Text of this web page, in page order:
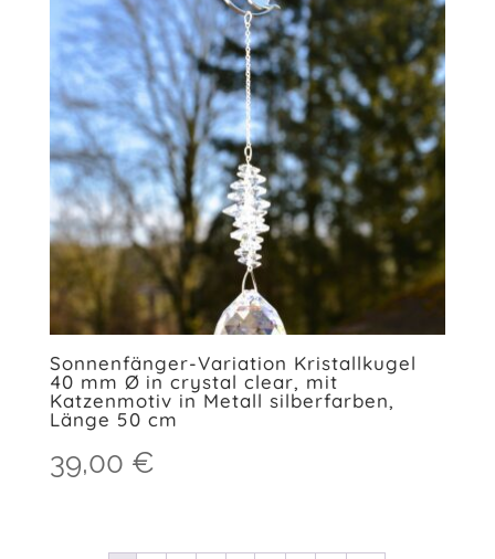
Sonnenfänger-Variation Kristallkugel
40 mm Ø in crystal clear, mit
Katzenmotiv in Metall silberfarben,
Länge 50 cm
39,00 €